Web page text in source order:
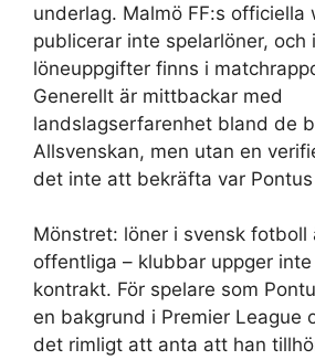
underlag. Malmö FF:s officiella
publicerar inte spelarlöner, och
löneuppgifter finns i
Generellt är mittbackar med
landslagserfarenhet bland de
Allsvenskan, men utan en
det inte att bekräfta var
Mönstret: löner i svensk fotboll
offentliga – klubbar uppger
kontrakt. För spelare som
en bakgrund i Premier League
det rimligt att anta att han